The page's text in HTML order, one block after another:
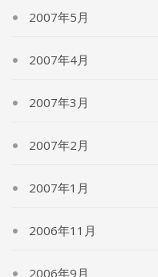
2007年5月
2007年4月
2007年3月
2007年2月
2007年1月
2006年11月
2006年9月